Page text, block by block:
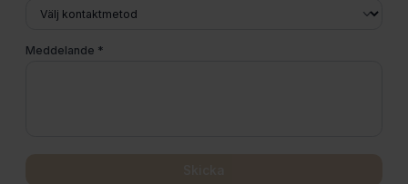
Meddelande *